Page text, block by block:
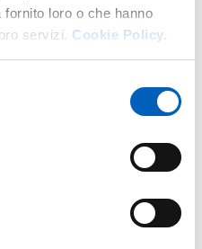
loro o che hanno
servizi. Cookie Policy.
tempo di formazione per
secondaria, cui si offre
della didattica universitaria
professionale
e studenti, cui
scuole secondarie viene
docenti delle scuole